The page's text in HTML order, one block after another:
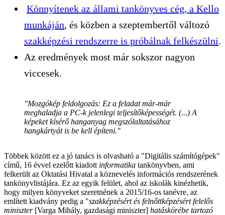
Könnyítenek az állami tankönyves cég, a Kello
munkáján, és közben a szeptembertől változó
szakképzési rendszerre is próbálnak felkészülni.
Az eredmények most már sokszor nagyon
viccesek.
"Mozgókép feldolgozás: Ez a feladat már-már
meghaladja a PC-k jelenlegi teljesítőképességét. (...) A
képeket kísérő hanganyag megszólaltatásához
hangkártyát is be kell építeni."
Többek között ez a jó tanács is olvasható a "Digitális számítógépek"
című, 16 évvel ezelőtt kiadott informatika tankönyvben, ami
felkerült az Oktatási Hivatal a köznevelés információs rendszerének
tankönyvlistájára. Ez az egyik felület, ahol az iskolák kinézhetik,
hogy milyen könyveket szeretnének a 2015/16-os tanévre, az
említett kiadvány pedig a "szakképzésért és felnőttképzésért felelős
miniszter [Varga Mihály, gazdasági miniszter] hatáskörébe tartozó